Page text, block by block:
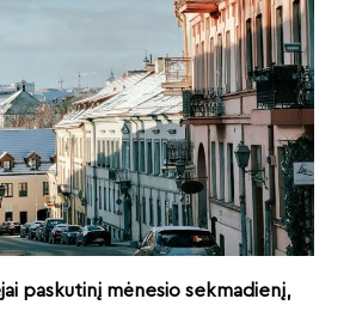
paskutinį mėnesio sekmadienį,